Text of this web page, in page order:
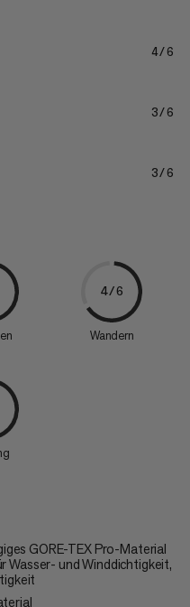
4/6
3/6
3/6
4/6
Wandern
GORE-TEX Pro-Material
und Winddichtigkeit,